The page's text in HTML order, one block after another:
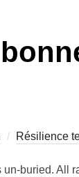
Résilience
buried. All